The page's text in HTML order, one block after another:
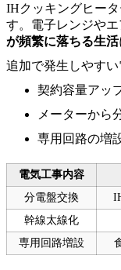
IHクッキングヒー
す。電子レンジやエ
が頻繁に落ちる生活
追加で発生しやすい
契約容量アッ
メーターから
専用回路の増
電気工事内容
分電盤交換
幹線太線化
専用回路増設